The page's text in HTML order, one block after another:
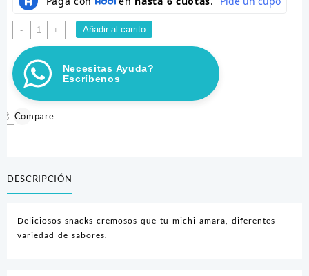
-
SNACK
CREMOSO
CALABAZA
SURTIDO
100UND
cantidad
+ Añadir al carrito
Necesitas Ayuda?
Escríbenos
Compare
DESCRIPCIÓN
Deliciosos snacks cremosos que tu michi amara, diferentes
variedad de sabores.